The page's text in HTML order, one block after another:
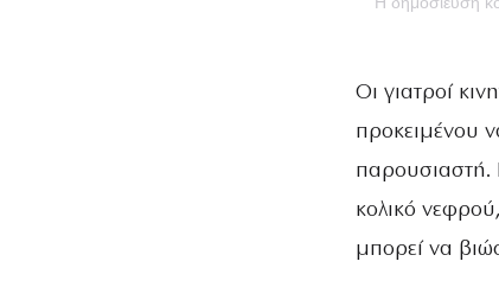
Οι γιατροί
προκειμένου
παρουσιαστή.
κολικό
μπορεί να